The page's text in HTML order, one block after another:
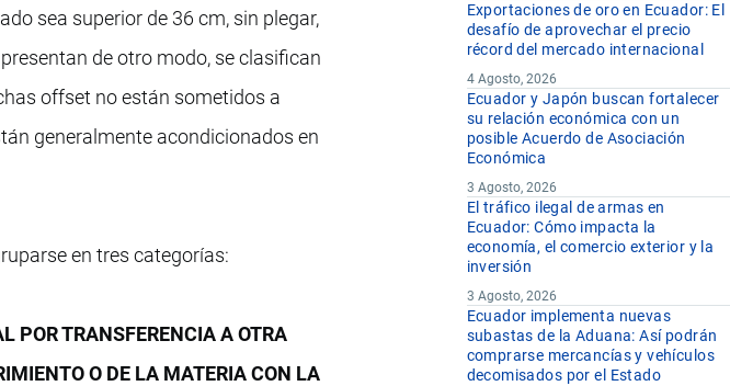
sea superior de 36 cm, sin plegar,
de otro modo, se clasifican
offset no están sometidos a
generalmente acondicionados en
en tres categorías:
POR TRANSFERENCIA A OTRA
O DE LA MATERIA CON LA
Exportaciones de oro en Ecuador: El
desafío de aprovechar el precio
récord del mercado internacional
4 Agosto, 2026
Ecuador y Japón buscan fortalecer
su relación económica con un
posible Acuerdo de Asociación
Económica
3 Agosto, 2026
El tráfico ilegal de armas en
Ecuador: Cómo impacta la
economía, el comercio exterior y la
inversión
3 Agosto, 2026
Ecuador implementa nuevas
subastas de la Aduana: Así podrán
comprarse mercancías y vehículos
decomisados por el Estado